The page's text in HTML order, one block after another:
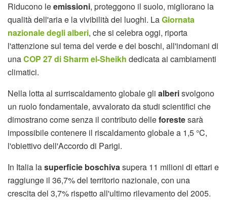
Riducono leemissioni, proteggono il suolo, migliorano la
qualità dell'aria e la vivibilità dei luoghi. LaGiornata
nazionale degli alberi, che si celebra oggi, riporta
l'attenzione sul tema del verde e dei boschi, all'indomani di
unaCOP 27 di Sharm el-Sheikh dedicata ai cambiamenti
climatici.
Nella lotta al surriscaldamento globale gli alberisvolgono
un ruolo fondamentale, avvalorato da studi scientifici che
dimostrano come senza il contributo delleforestesarà
impossibile contenere il riscaldamento globale a 1,5 °C,
l'obiettivo dell'Accordo di Parigi.
In Italia lasuperficie boschivasupera 11 milioni di ettari e
raggiunge il 36,7% del territorio nazionale, con una
crescita del 3,7% rispetto all'ultimo rilevamento del 2005.